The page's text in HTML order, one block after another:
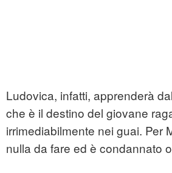
Ludovica, infatti, apprenderà
che è il destino del giovane
irrimediabilmente nei guai. Per
nulla da fare ed è condannato